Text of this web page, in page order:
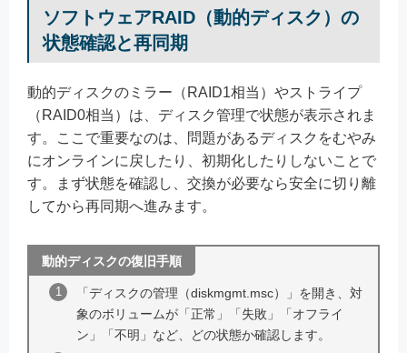
ソフトウェアRAID（動的ディスク）の
状態確認と再同期
動的ディスクのミラー（RAID1相当）やストライプ
（RAID0相当）は、ディスク管理で状態が表示されま
す。ここで重要なのは、問題があるディスクをむやみ
にオンラインに戻したり、初期化したりしないことで
す。まず状態を確認し、交換が必要なら安全に切り離
してから再同期へ進みます。
動的ディスクの復旧手順
「ディスクの管理（diskmgmt.msc）」を開き、対
象のボリュームが「正常」「失敗」「オフライ
ン」「不明」など、どの状態か確認します。